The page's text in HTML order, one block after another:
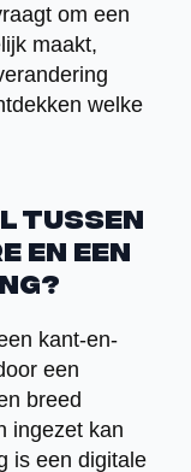
om een
maakt,
welke
tussen
en een
kant-en-
een
breed
ingezet kan
is een digitale